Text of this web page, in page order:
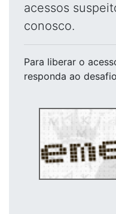
acessos
conosco.
Para liberar o
responda ao